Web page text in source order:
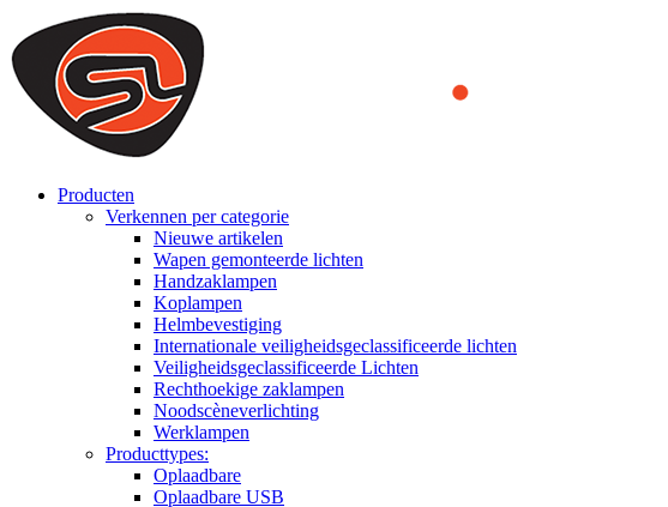
We use cookies to ensure that we provide you the best experience on our website.
you a better experience. To learn more or to find out how you can disable cookies, you
ACCEPT AND CLOSE
Producten
Verkennen per categorie
Nieuwe artikelen
Wapen gemonteerde lichten
Handzaklampen
Koplampen
Helmbevestiging
Internationale veiligheidsgeclassificeerde lichten
Veiligheidsgeclassificeerde Lichten
Rechthoekige zaklampen
Noodscèneverlichting
Werklampen
Producttypes:
Oplaadbare
Oplaadbare USB